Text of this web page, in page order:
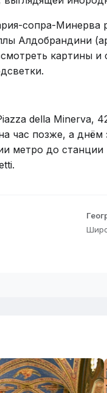
сопра-Минерва
Алдобрандини
картины и
della Minerva,
час позже, а днём
метро до